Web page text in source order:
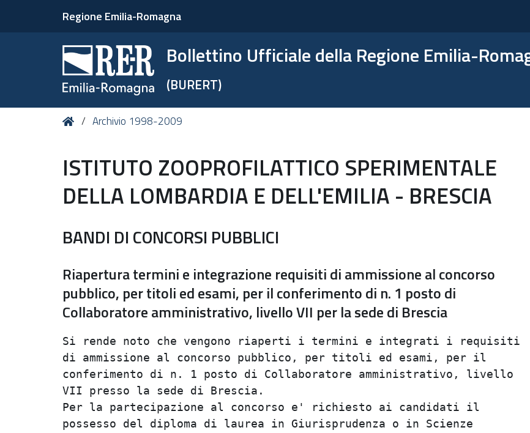
Regione Emilia-Romagna
Bollettino Ufficiale della Regione Emilia-
(BURERT)
Tu HomeArchivio 1998-2009
ISTITUTO ZOOPROFILATTICO SPERIMENTALE
DELLA LOMBARDIA E DELL'EMILIA - BRESCIA
BANDI DI CONCORSI PUBBLICI
Riapertura termini e integrazione requisiti di ammissione al concorso
pubblico, per titoli ed esami, per il conferimento di n. 1 posto di
Collaboratore amministrativo, livello VII per la sede di Brescia
Si rende noto che vengono riaperti i termini e integrati i
di ammissione al concorso pubblico, per titoli ed
conferimento di n. 1 posto di Collaboratore
VII presso la sede di
Per la partecipazione al concorso e' richiesto ai
possesso del diploma di laurea in Giurisprudenza o in